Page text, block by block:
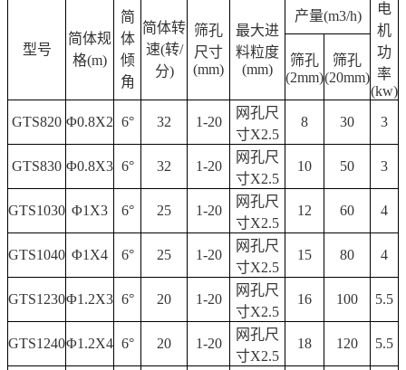
型号
简体规
格(m)
简
体
倾
角
简体转
速(转/
分)
筛孔
尺寸
(mm)
最大进
料粒度
(mm)
产量(m3/h)
电
机
功
率
(kw)
筛孔
(2mm)
筛孔
(20mm)
GTS820 Φ0.8X2 6° 32 1-20
网孔尺
寸X2.5
8 30 3
GTS830 Φ0.8X3 6° 32 1-20
网孔尺
寸X2.5
10 50 3
GTS1030 Φ1X3 6° 25 1-20
网孔尺
寸X2.5
12 60 4
GTS1040 Φ1X4 6° 25 1-20
网孔尺
寸X2.5
15 80 4
GTS1230Φ1.2X3 6° 20 1-20
网孔尺
寸X2.5
16 100 5.5
GTS1240Φ1.2X4 6° 20 1-20
网孔尺
寸X2.5
18 120 5.5